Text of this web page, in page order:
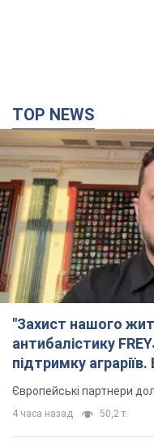
TOP NEWS
"Захист нашого
антибалістику
підтримку аграріїв.
Європейські партнери
4 часа назад 50,2 т.